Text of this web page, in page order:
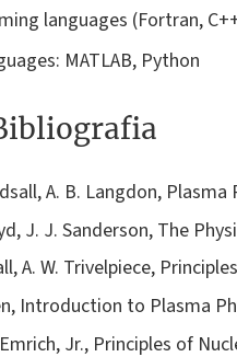
languages (Fortran,
MATLAB, Python
A. B. Langdon,
J. J. Sanderson, The
A. W. Trivelpiece,
Introduction to Plasma
Jr., Principles of